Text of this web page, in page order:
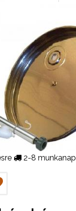
2-8 munkanap